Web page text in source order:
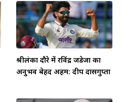
श्रीलंका दौरे में रविंद्र जडेजा का
अनुभव बेहद अहम: दीप दासगुप्ता